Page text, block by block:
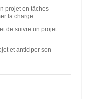
projet en tâches
la charge
de suivre un projet
et anticiper son